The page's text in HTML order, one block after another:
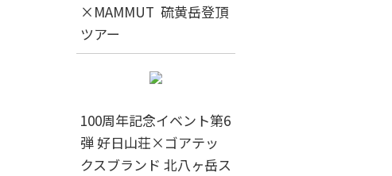
×MAMMUT 硫黄岳登頂
ツアー
100周年記念イベント第6
弾 好日山荘×ゴアテッ
クスブランド 北八ヶ岳ス